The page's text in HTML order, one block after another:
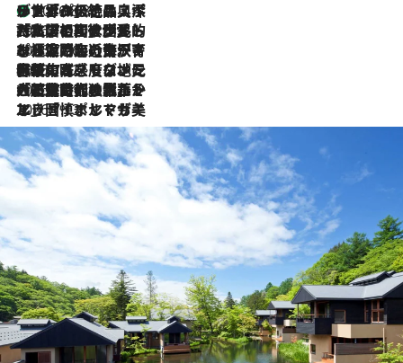
2026.8.8
リスボンの絶品スイーツ「パステル・デ・ナタ」とは？ポルトガル伝統の奥深い世界へ
2026.7.27
「私の祖国はポルトガル語です」国民的詩人フェルナンド・ペソアと、彼が愛した文学の街を歩く
2026.7.26
ポルトガル近海が育む極上の海の幸。キリリと冷えた白ワインと愉しむ、シーフード専門店の贅沢
2026.7.22
伝統の味をモダンに昇華。高感度な地元客が集う、リスボンの最旬ガストロノミー
2026.7.21
大航海時代の栄華から、震災、独裁、そして革命へ。ポルトガル・首都リスボンの石畳に刻まれた「歴史の光と影」
2026.7.13
エッセイ・ヤマザキマリ「慎ましくも美しき国 ポルトガル」